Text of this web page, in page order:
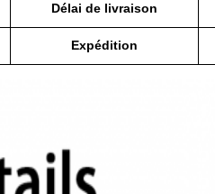
Délai de livraison
Expédition